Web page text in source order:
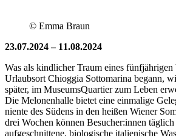
© Emma Braun
23.07.2024 – 11.08.2024
Was als kindlicher Traum eines fünfjährigen
Urlaubsort Chioggia Sottomarina begann,
später, im MuseumsQuartier zum Leben
Die Melonenhalle bietet eine einmalige
niente des Südens in den heißen Wiener
drei Wochen können Besucher:innen
aufgeschnittene, biologische italienische